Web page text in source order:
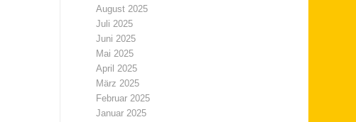
August 2025
Juli 2025
Juni 2025
Mai 2025
April 2025
März 2025
Februar 2025
Januar 2025